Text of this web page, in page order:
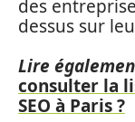
des
dessus sur
Lire
consulter la
SEO à Paris ?